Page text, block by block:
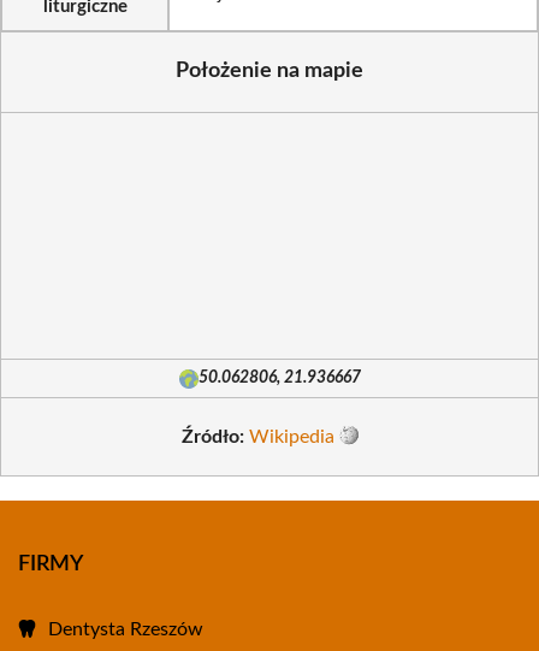
liturgiczne
Położenie na mapie
50.062806, 21.936667
Źródło: Wikipedia
FIRMY
Dentysta Rzeszów